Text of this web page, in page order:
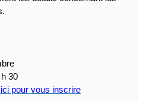
30
pour vous inscrire(Liens externes)